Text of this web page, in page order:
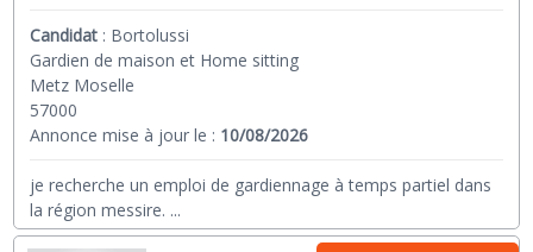
Candidat : Bortolussi
Gardien de maison et Home sitting
Metz Moselle
57000
Annonce mise à jour le : 10/08/2026
je recherche un emploi de gardiennage à temps partiel dans
la région messire. ...